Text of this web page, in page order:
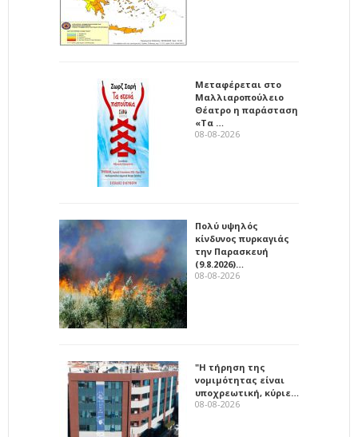
Μεταφέρεται στο
Μαλλιαροπούλειο
Θέατρο η παράσταση
«Τα …
08-08-2026
Πολύ υψηλός
κίνδυνος πυρκαγιάς
την Παρασκευή
(9.8.2026)…
08-08-2026
"Η τήρηση της
νομιμότητας είναι
υποχρεωτική, κύριε…
08-08-2026